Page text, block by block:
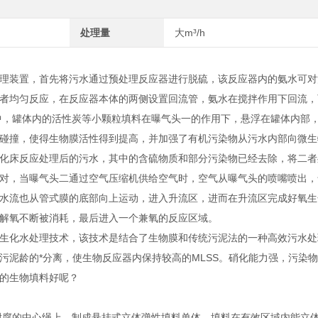
处理量 大m³/h
装置，首先将污水通过预处理反应器进行脱硫，该反应器内的氨水可
均匀反应，在反应器本体的两侧设置回流管，氨水在搅拌作用下回流
罐体内的活性炭等小颗粒填料在曝气头一的作用下，悬浮在罐体内部
撞，使得生物膜活性得到提高，并加强了有机污染物从污水内部向微
床反应处理后的污水，其中的含硫物质和部分污染物已经去除，将二
，当曝气头二通过空气压缩机供给空气时，空气从曝气头的喷嘴喷出
流也从管式膜的底部向上运动，进入升流区，进而在升流区完成好氧
不断被消耗，最后进入一个兼氧的反应区域。
化水处理技术，该技术是结合了生物膜和传统污泥法的一种高效污水
泥龄的*分离，使生物反应器内保持较高的MLSS。硝化能力强，污染
生物填料好呢？